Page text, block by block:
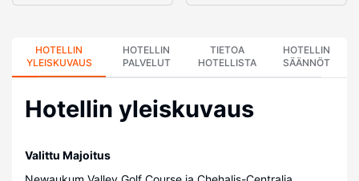
HOTELLIN
YLEISKUVAUS
HOTELLIN
PALVELUT
TIETOA
HOTELLISTA
HOTELLIN
SÄÄNNÖT
Hotellin yleiskuvaus
Valittu Majoitus